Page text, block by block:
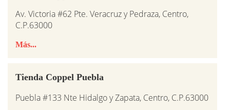
Av. Victoria #62 Pte. Veracruz y Pedraza, Centro,
C.P.63000
Más...
Tienda Coppel Puebla
Puebla #133 Nte Hidalgo y Zapata, Centro, C.P.63000